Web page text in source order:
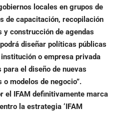
locales en grupos de
de capacitación, recopilación
construcción de agendas
diseñar políticas públicas
o empresa privada
el diseño de nuevas
modelos de negocio”.
el IFAM definitivamente marca
la estrategia ‘IFAM